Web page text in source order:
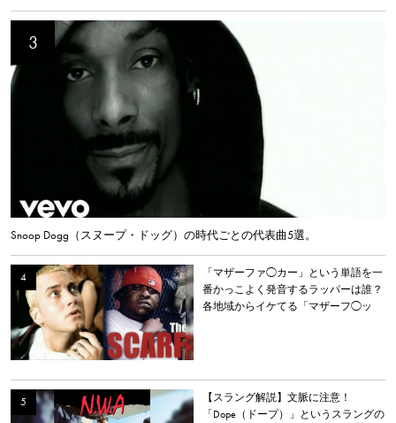
Snoop Dogg（スヌープ・ドッグ）の時代ごとの代表曲5選。
「マザーファ◯カー」という単語を一
番かっこよく発音するラッパーは誰？
各地域からイケてる「マザーフ◯ッ
【スラング解説】文脈に注意！
「Dope（ドープ）」というスラングの